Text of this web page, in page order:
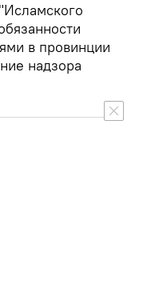
в провинции
надзора